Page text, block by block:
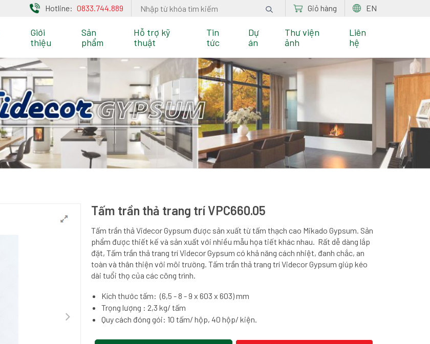
Hotline: 0833.744.889 Giỏ hàng EN
Giới
thiệu
Sản
phẩm
Hỗ trợ kỹ
thuật
Tin
tức
Dự
án
Thư viện
ảnh
Liên
hệ
Tấm trần thả trang trí VPC660.05
Tấm trần thả Videcor Gypsum được sản xuất từ tấm thạch cao Mikado Gypsum. Sản
phẩm được thiết kế và sản xuất với nhiều mẫu họa tiết khác nhau. Rất dễ dàng lắp
đặt, Tấm trần thả trang trí Videcor Gypsum có khả năng cách nhiệt, đanh chắc, an
toàn và thân thiện với môi trường. Tấm trần thả trang trí Videcor Gypsum giúp kéo
dài tuổi thọ của các công trình.
Kích thước tấm: (6,5 - 8 - 9 x 603 x 603) mm
Trọng lượng : 2,3 kg/ tấm
Quy cách đóng gói: 10 tấm/ hộp, 40 hộp/ kiện.